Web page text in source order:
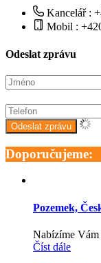
Kancelář :
Mobil :
Odeslat zprávu
Doporučujeme:
Pozemek,
Nabízíme
Číst dále